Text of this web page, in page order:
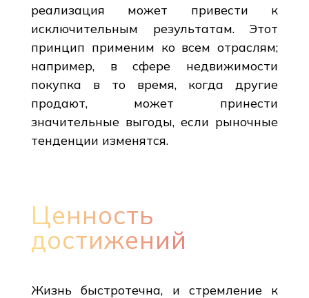
реализация может привести к
исключительным результатам. Этот
принцип применим ко всем отраслям;
например, в сфере недвижимости
покупка в то время, когда другие
продают, может принести
значительные выгоды, если рыночные
тенденции изменятся.
Ценность
достижений
Жизнь быстротечна, и стремление к